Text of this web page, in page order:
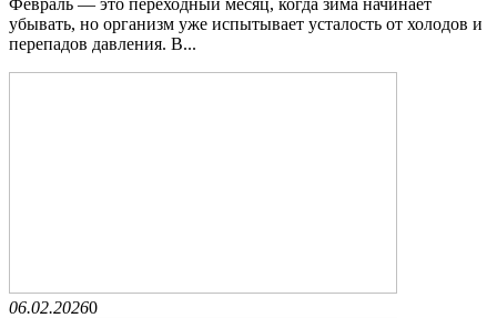
убывать, но организм уже испытывает усталость от холодов и
перепадов давления. В...
06.02.20260